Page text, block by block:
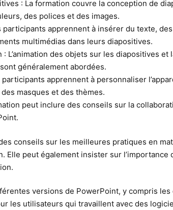
: La formation couvre la conception de
des polices et des images.
participants apprennent à insérer du texte,
multimédias dans leurs diapositives.
L’animation des objets sur les diapositives
généralement abordées.
apprennent à personnaliser
masques et des thèmes.
peut inclure des conseils sur la
conseils sur les meilleures pratiques en
Elle peut également insister sur l’importance
versions de PowerPoint, y compris
les utilisateurs qui travaillent avec des